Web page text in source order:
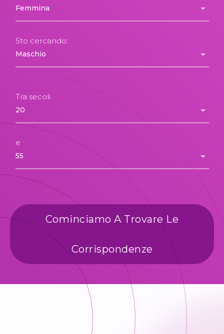
Sto cercando:
Tra secoli
e
Cominciamo A Trovare Le
Corrispondenze